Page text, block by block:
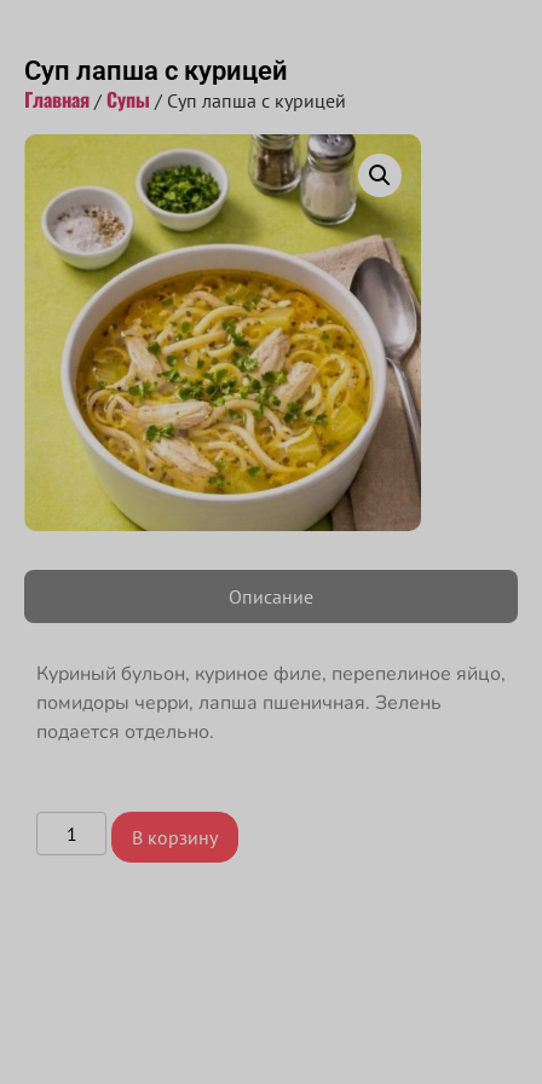
Суп лапша с курицей
Главная / Супы / Суп лапша с курицей
Описание
Куриный бульон, куриное филе, перепелиное яйцо,
помидоры черри, лапша пшеничная. Зелень
подается отдельно.
В корзину